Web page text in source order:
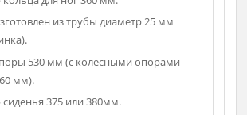
итальянские колесные опоры,
может поставляться на глайдерах
колесных опорах (опция).
сиденья регулируется от 440 до 560 мм